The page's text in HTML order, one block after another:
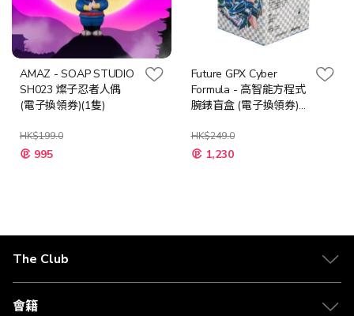
AMAZ - SOAP STUDIO
SH023 燦子忍者人偶
(電子換領券)(1隻)
HK$199.0
特
殊 995
Future GPX Cyber
Formula - 高智能方程式
腕錶盲盒 (電子換領券)(1
HK$249.0
特
殊 1,230
The Club
關於 The Club
合作夥伴
會籍